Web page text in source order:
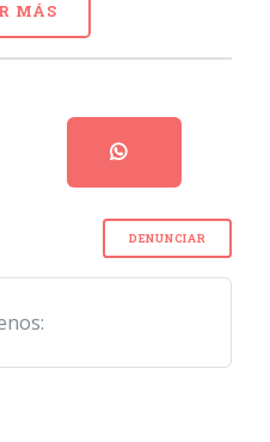
MÁS
DENUNCIAR